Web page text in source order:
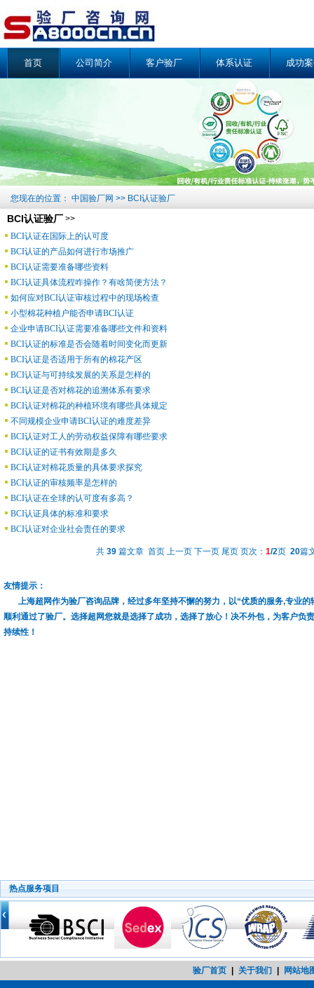
首页 公司简介 客户验厂 体系认证 成功
您现在的位置： 中国验厂网 >> BCI认证验厂
BCI认证验厂 >>
BCI认证在国际上的认可度
BCI认证的产品如何进行市场推广
BCI认证需要准备哪些资料
BCI认证具体流程咋操作？有啥简便方法？
如何应对BCI认证审核过程中的现场检查
小型棉花种植户能否申请BCI认证
企业申请BCI认证需要准备哪些文件和资料
BCI认证的标准是否会随着时间变化而更新
BCI认证是否适用于所有的棉花产区
BCI认证与可持续发展的关系是怎样的
BCI认证是否对棉花的追溯体系有要求
BCI认证对棉花的种植环境有哪些具体规定
不同规模企业申请BCI认证的难度差异
BCI认证对工人的劳动权益保障有哪些要求
BCI认证的证书有效期是多久
BCI认证对棉花质量的具体要求探究
BCI认证的审核频率是怎样的
BCI认证在全球的认可度有多高？
BCI认证具体的标准和要求
BCI认证对企业社会责任的要求
共 39 篇文章 首页 上一页 下一页 尾页 页次： 1/2页 20篇
友情提示：
上海超网作为验厂咨询品牌，经过多年坚持不懈的努力，以“优质的服务,专业的
顺利通过了验厂。选择超网您就是选择了成功，选择了放心！决不外包，为客户负
持续性！
热点服务项目
验厂首页 关于我们 网站地